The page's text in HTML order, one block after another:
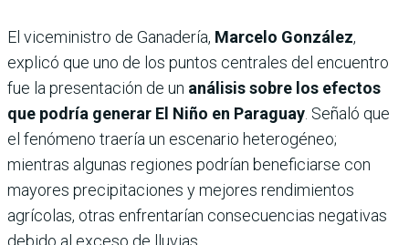
El viceministro de Ganadería, Marcelo González,
explicó que uno de los puntos centrales del encuentro
fue la presentación de un análisis sobre los efectos
que podría generar El Niño en Paraguay . Señaló que
el fenómeno traería un escenario heterogéneo;
mientras algunas regiones podrían beneficiarse con
mayores precipitaciones y mejores rendimientos
agrícolas, otras enfrentarían consecuencias negativas
debido al exceso de lluvias.